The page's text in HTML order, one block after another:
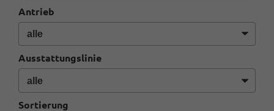
Antrieb
Ausstattungslinie
Sortierung